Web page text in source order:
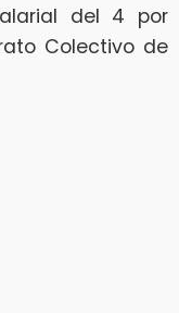
del 4 por
Colectivo de